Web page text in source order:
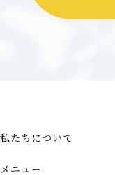
私たちについて
メニュー